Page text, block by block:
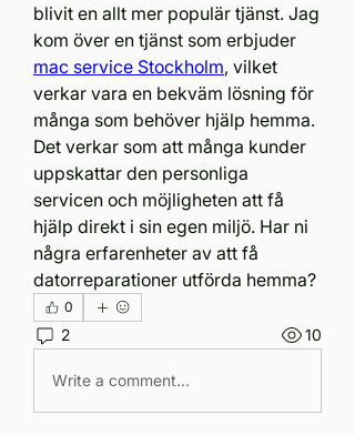
blivit en allt mer populär tjänst. Jag
mac service Stockholm, vilket
verkar vara en bekväm lösning för
många som behöver hjälp hemma.
Det verkar som att många kunder
uppskattar den personliga
servicen och möjligheten att få
hjälp direkt i sin egen miljö. Har ni
några erfarenheter av att få
datorreparationer utförda hemma?
0
2 10
Write a comment...